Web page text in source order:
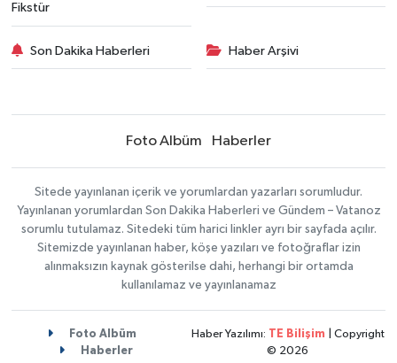
Fikstür
Son Dakika Haberleri Haber Arşivi
Foto Albüm Haberler
Sitede yayınlanan içerik ve yorumlardan yazarları sorumludur.
Yayınlanan yorumlardan Son Dakika Haberleri ve Gündem – Vatanoz
sorumlu tutulamaz. Sitedeki tüm harici linkler ayrı bir sayfada açılır.
Sitemizde yayınlanan haber, köşe yazıları ve fotoğraflar izin
alınmaksızın kaynak gösterilse dahi, herhangi bir ortamda
kullanılamaz ve yayınlanamaz
Foto Albüm
Haberler
Haber Yazılımı: TE Bilişim | Copyright
© 2026